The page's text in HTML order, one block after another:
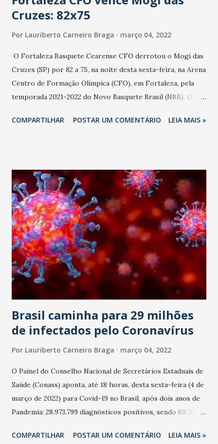
Cruzes: 82x75
Por Lauriberto Carneiro Braga março 04, 2022
O Fortaleza Basquete Cearense CFO derrotou o Mogi das
Cruzes (SP) por 82 a 75, na noite desta sexta-feira, na Arena
Centro de Formação Olímpica (CFO), em Fortaleza, pela
temporada 2021-2022 do Novo Basquete Brasil (NBB). O
empatados: O primeiro em 18 a 18. O terceiro em 21 a 21. O
COMPARTILHAR POSTAR UM COMENTÁRIO LEIA MAIS »
Brasil caminha para 29 milhões
de infectados pelo Coronavírus
Por Lauriberto Carneiro Braga março 04, 2022
O Painel do Conselho Nacional de Secretários Estaduais de
Saúde (Conass) aponta, até 18 horas, desta sexta-feira (4 de
março de 2022) para Covid-19 no Brasil, após dois anos de
Pandemia: 28.973.799 diagnósticos positivos, sendo 69.769
24 horas. 2,2% de Taxa de Letalidade. 309,9% de Taxa de
COMPARTILHAR POSTAR UM COMENTÁRIO LEIA MAIS »